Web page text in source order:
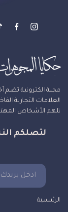
مجلة الكترونية تضم
العلامات التجارية
تلهم الأشخاص
لتصلكم
الرئيسية